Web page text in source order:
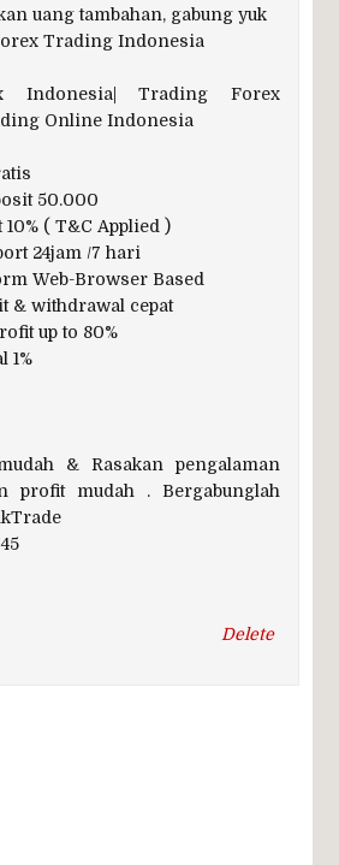
uang tambahan, gabung yuk
Trading Indonesia
Indonesia| Trading Forex
Online Indonesia
50.000
( T&C Applied )
24jam /7 hari
Web-Browser Based
& withdrawal cepat
up to 80%
1%
& Rasakan pengalaman
profit mudah . Bergabunglah
Delete